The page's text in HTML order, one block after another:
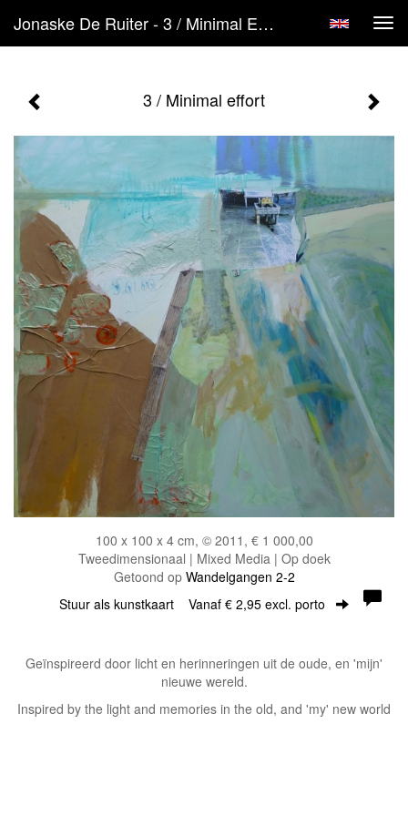
Jonaske De Ruiter - 3 / Minimal Effort
3 / Minimal effort
100 x 100 x 4 cm, © 2011, € 1 000,00
Tweedimensionaal | Mixed Media | Op doek
Getoond op Wandelgangen 2-2
Stuur als kunstkaart Vanaf € 2,95 excl. porto
Geïnspireerd door licht en herinneringen uit de oude, en 'mijn'
nieuwe wereld.
Inspired by the light and memories in the old, and 'my' new world